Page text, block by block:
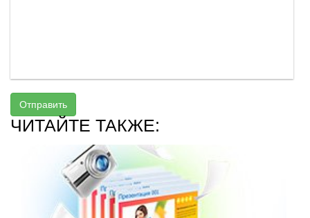
Отправить
ЧИТАЙТЕ ТАКЖЕ: